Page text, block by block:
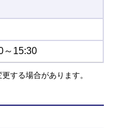
15:30
する場合があります。